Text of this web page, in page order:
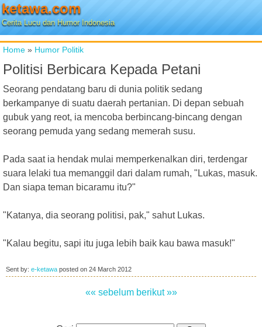
ketawa.com
Cerita Lucu dan Humor Indonesia
Home » Humor Politik
Politisi Berbicara Kepada Petani
Seorang pendatang baru di dunia politik sedang
berkampanye di suatu daerah pertanian. Di depan sebuah
gubuk yang reot, ia mencoba berbincang-bincang dengan
seorang pemuda yang sedang memerah susu.
Pada saat ia hendak mulai memperkenalkan diri, terdengar
suara lelaki tua memanggil dari dalam rumah, "Lukas, masuk.
Dan siapa teman bicaramu itu?"
"Katanya, dia seorang politisi, pak," sahut Lukas.
"Kalau begitu, sapi itu juga lebih baik kau bawa masuk!"
Sent by: e-ketawa posted on 24 March 2012
«« sebelum berikut »»